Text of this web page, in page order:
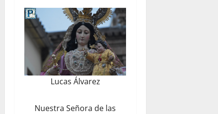
Lucas Álvarez
Nuestra Señora de las